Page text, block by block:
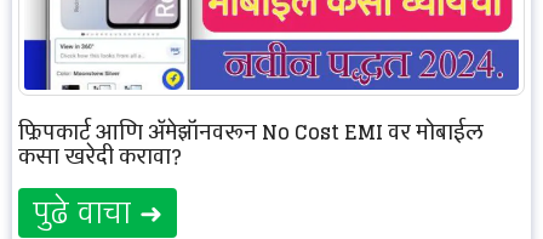
फ्लिपकार्ट आणि ॲमेझॉनवरून No Cost EMI वर मोबाईल
कसा खरेदी करावा?
पुढे वाचा ➜